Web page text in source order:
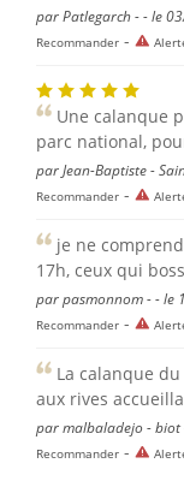
par Patlegarch - - le
Recommander -
Une calanque
parc national,
par Jean-Baptiste -
Recommander -
je ne
17h, ceux qui
par pasmonnom - - le
Recommander -
La calanque
aux rives
par malbaladejo -
Recommander -